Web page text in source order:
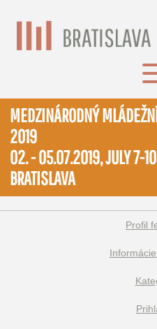
MEDZINÁRODNÝ
2019
02. - 05.07.2019, JULY 7-
BRATISLAVA
Profil